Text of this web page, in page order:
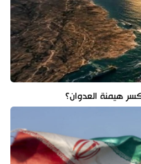
هيمنة العدوان؟